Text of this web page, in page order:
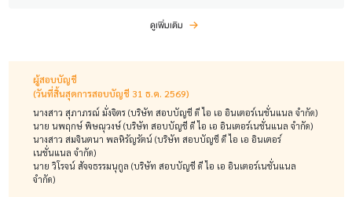
ดูเพิ่มเติม
ผู้สอบบัญชี
(วันที่สิ้นสุดการสอบบัญชี 31 ธ.ค. 2569)
นางสาว สุภาภรณ์ มั่งจิตร (บริษัท สอบบัญชี ดี ไอ เอ อินเตอร์เนชั่นแนล จำกัด)
นาย นพฤกษ์ พิษณุวงษ์ (บริษัท สอบบัญชี ดี ไอ เอ อินเตอร์เนชั่นแนล จำกัด)
นางสาว สมจินตนา พลหิรัญรัตน์ (บริษัท สอบบัญชี ดี ไอ เอ อินเตอร์
เนชั่นแนล จำกัด)
นาย วิโรจน์ สัจจธรรมนุกูล (บริษัท สอบบัญชี ดี ไอ เอ อินเตอร์เนชั่นแนล
จำกัด)